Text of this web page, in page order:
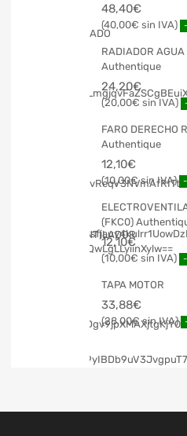
48,40€
40,00€
RADIADOR
Authentique
24,20€
20,00€
FARO DERECHO
Authentique
12,10€
10,00€
(FKC0)
12,10€
10,00€
TAPA MOTOR
33,88€
28,00€